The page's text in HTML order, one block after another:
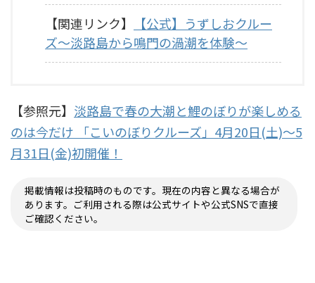
【関連リンク】
【公式】うずしおクルー
ズ〜淡路島から鳴門の渦潮を体験〜
【参照元】 淡路島で春の大潮と鯉のぼりが楽しめる
のは今だけ 「こいのぼりクルーズ」4月20日(土)～5
月31日(金)初開催！
掲載情報は投稿時のものです。現在の内容と異なる場合が
あります。ご利用される際は公式サイトや公式SNSで直接
ご確認ください。